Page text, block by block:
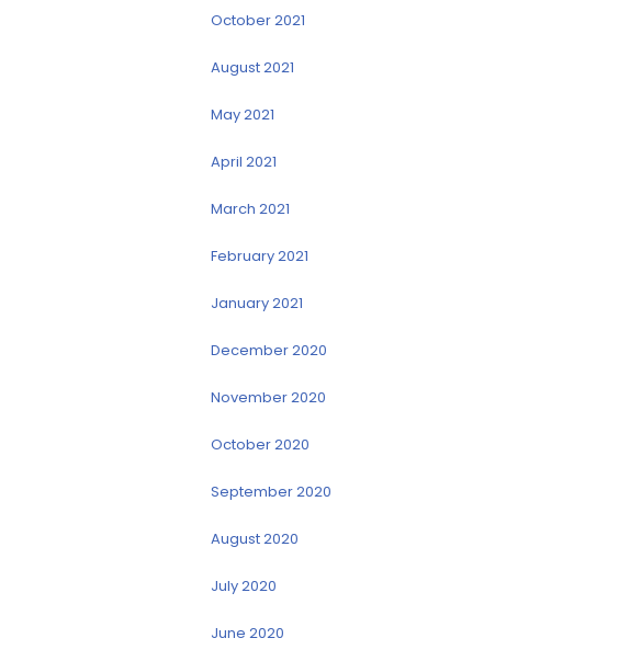
October 2021
August 2021
May 2021
April 2021
March 2021
February 2021
January 2021
December 2020
November 2020
October 2020
September 2020
August 2020
July 2020
June 2020